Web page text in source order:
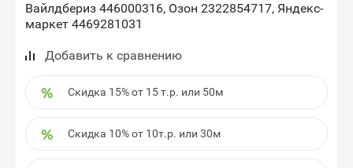
Вайлдбериз 446000316, Озон 2322854717, Яндекс-
маркет 4469281031
Добавить к сравнению
Скидка 15% от 15 т.р. или 50м
Скидка 10% от 10т.р. или 30м